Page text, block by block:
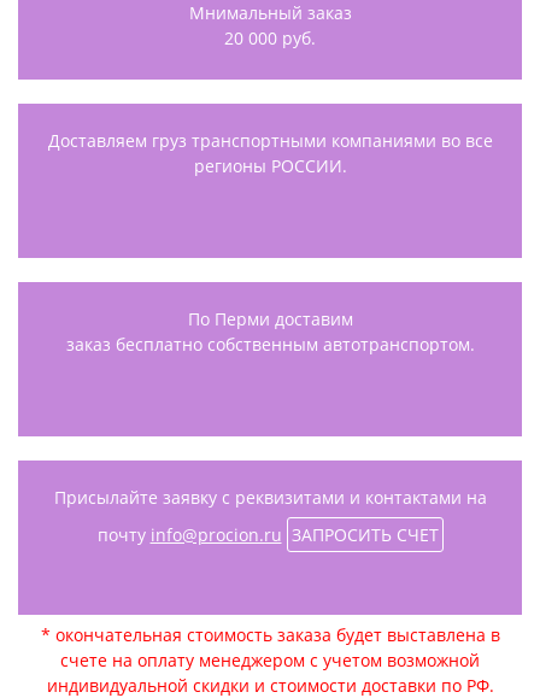
Мнимальный заказ
20 000 руб.
Доставляем груз транспортными компаниями во все
регионы РОССИИ.
По Перми доставим
заказ бесплатно собственным автотранспортом.
Присылайте заявку с реквизитами и контактами на
почту info@procion.ru ЗАПРОСИТЬ СЧЕТ
* окончательная стоимость заказа будет выставлена в
счете на оплату менеджером с учетом возможной
индивидуальной скидки и стоимости доставки по РФ.